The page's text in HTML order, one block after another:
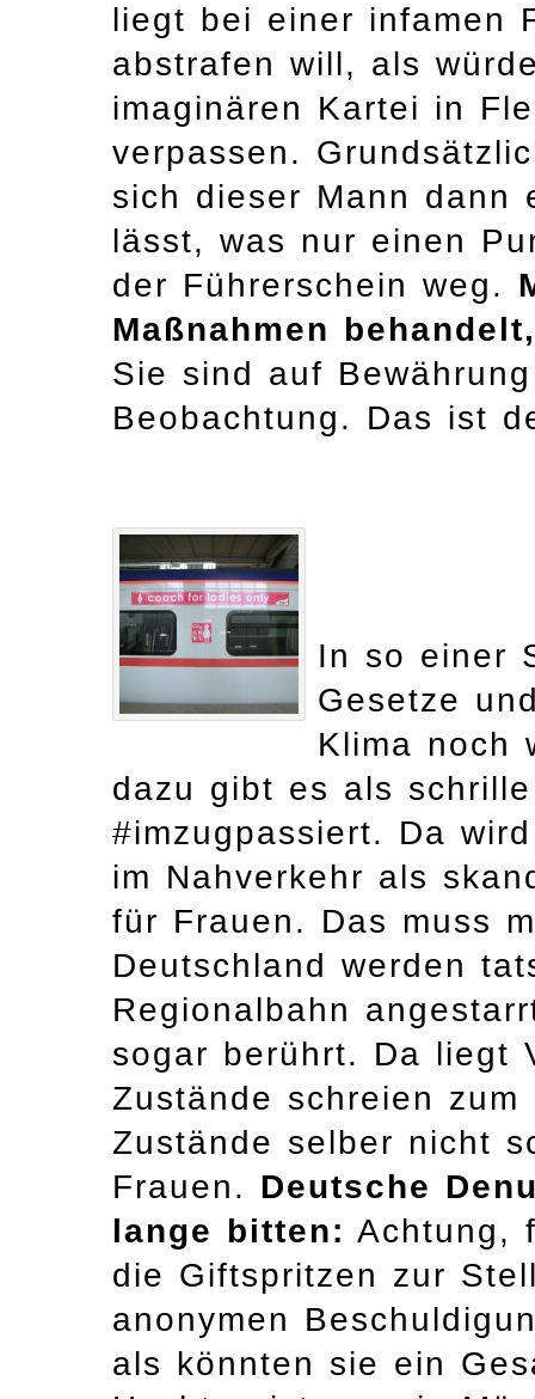
liegt bei einer infamen
abstrafen will, als
imaginären Kartei in
verpassen.
sich dieser Mann dann
lässt, was nur einen
der Führerschein weg.
Maßnahmen
Sie sind auf
Beobachtung. Das ist
In so einer
Gesetze
Klima noch
dazu gibt es als
#imzugpassiert. Da
im Nahverkehr als
für Frauen. Das muss
Deutschland werden
Regionalbahn
sogar berührt. Da liegt
Zustände schreien
Zustände selber nicht
Frauen. Deutsche
lange bitten: Achtung,
die Giftspritzen zur
anonymen
als könnten sie ein